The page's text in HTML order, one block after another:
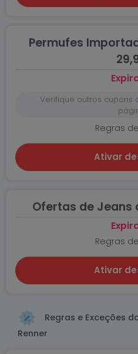
Permufes
Verifique outros cupons
Regras
Ativar
Ofertas de Jeans
Regras
Ativar
Regras e Exceções
Renner